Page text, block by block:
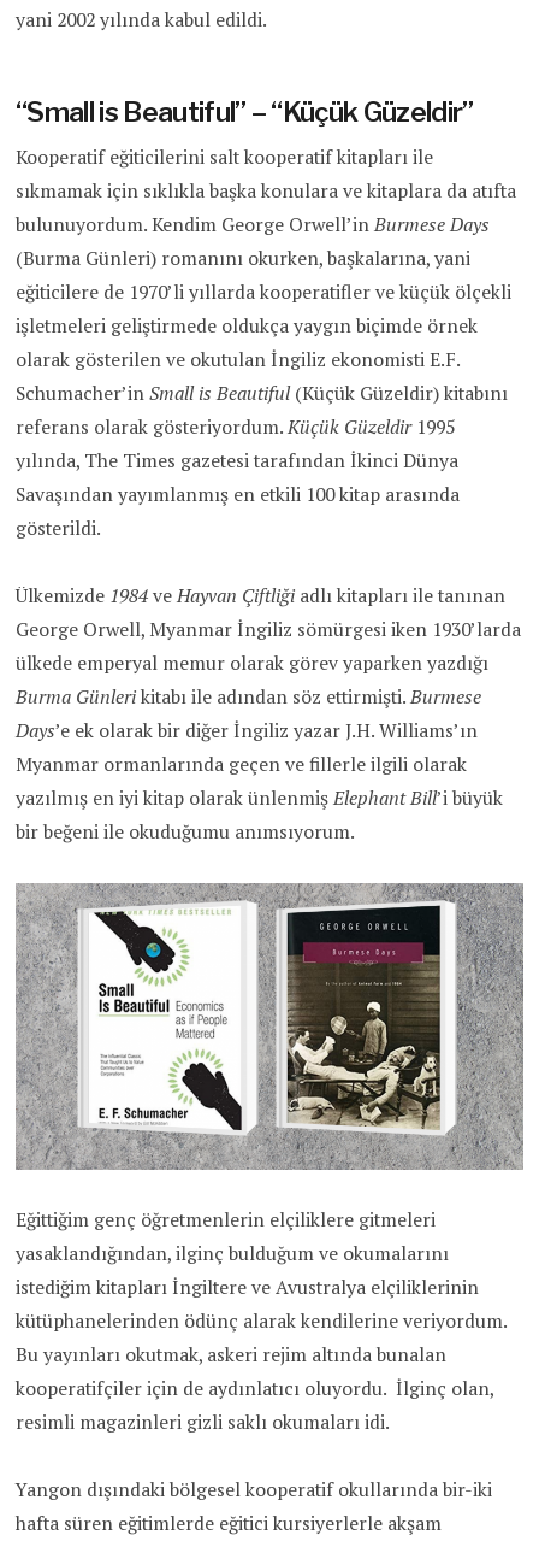
yani 2002 yılında kabul edildi.
“Small is Beautiful” – “Küçük Güzeldir”
Kooperatif eğiticilerini salt kooperatif kitapları ile
sıkmamak için sıklıkla başka konulara ve kitaplara da atıfta
bulunuyordum. Kendim George Orwell’inBurmese Days
(Burma Günleri) romanını okurken, başkalarına, yani
eğiticilere de 1970’li yıllarda kooperatifler ve küçük ölçekli
işletmeleri geliştirmede oldukça yaygın biçimde örnek
olarak gösterilen ve okutulan İngiliz ekonomisti E.F.
Schumacher’inSmall is Beautiful(Küçük Güzeldir) kitabını
referans olarak gösteriyordum.Küçük Güzeldir 1995
yılında, The Times gazetesi tarafından İkinci Dünya
Savaşından yayımlanmış en etkili 100 kitap arasında
gösterildi.
Ülkemizde 1984veHayvan Çiftliği adlı kitapları ile tanınan
George Orwell, Myanmar İngiliz sömürgesi iken 1930’larda
ülkede emperyal memur olarak görev yaparken yazdığı
Burma Günlerikitabı ile adından söz ettirmişti.Burmese
Days’e ek olarak bir diğer İngiliz yazar J.H. Williams’ın
Myanmar ormanlarında geçen ve fillerle ilgili olarak
yazılmış en iyi kitap olarak ünlenmişElephant Bill’i büyük
bir beğeni ile okuduğumu anımsıyorum.
Eğittiğim genç öğretmenlerin elçiliklere gitmeleri
yasaklandığından, ilginç bulduğum ve okumalarını
istediğim kitapları İngiltere ve Avustralya elçiliklerinin
kütüphanelerinden ödünç alarak kendilerine veriyordum.
Bu yayınları okutmak, askeri rejim altında bunalan
kooperatifçiler için de aydınlatıcı oluyordu. İlginç olan,
resimli magazinleri gizli saklı okumaları idi.
Yangon dışındaki bölgesel kooperatif okullarında bir-iki
hafta süren eğitimlerde eğitici kursiyerlerle akşam